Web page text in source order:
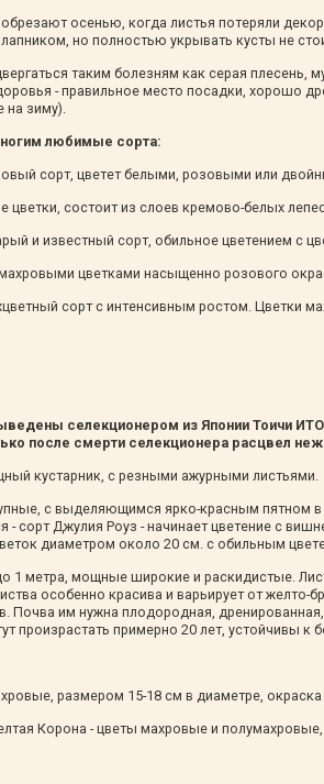
обрезают осенью, когда листья потеряли
но полностью укрывать кусты не
таким болезням как серая плесень,
- правильное место посадки, хорошо
на зиму).
любимые сорта:
сорт, цветет белыми, розовыми или
цветки, состоит из слоев кремово-белых
и известный сорт, обильное цветением с
цветками насыщенно розового
сорт с интенсивным ростом. Цветки
селекционером из Японии Тоичи
после смерти селекционера расцвел
кустарник, с резными ажурными листьями.
с выделяющимся ярко-красным пятном
- сорт Джулия Роуз - начинает цветение с
диаметром около 20 см. с обильным
1 метра, мощные широкие и раскидистые.
особенно красива и варьирует от
Почва им нужна плодородная,
произрастать примерно 20 лет, устойчивы
размером 15-18 см в диаметре,
Корона - цветы махровые и